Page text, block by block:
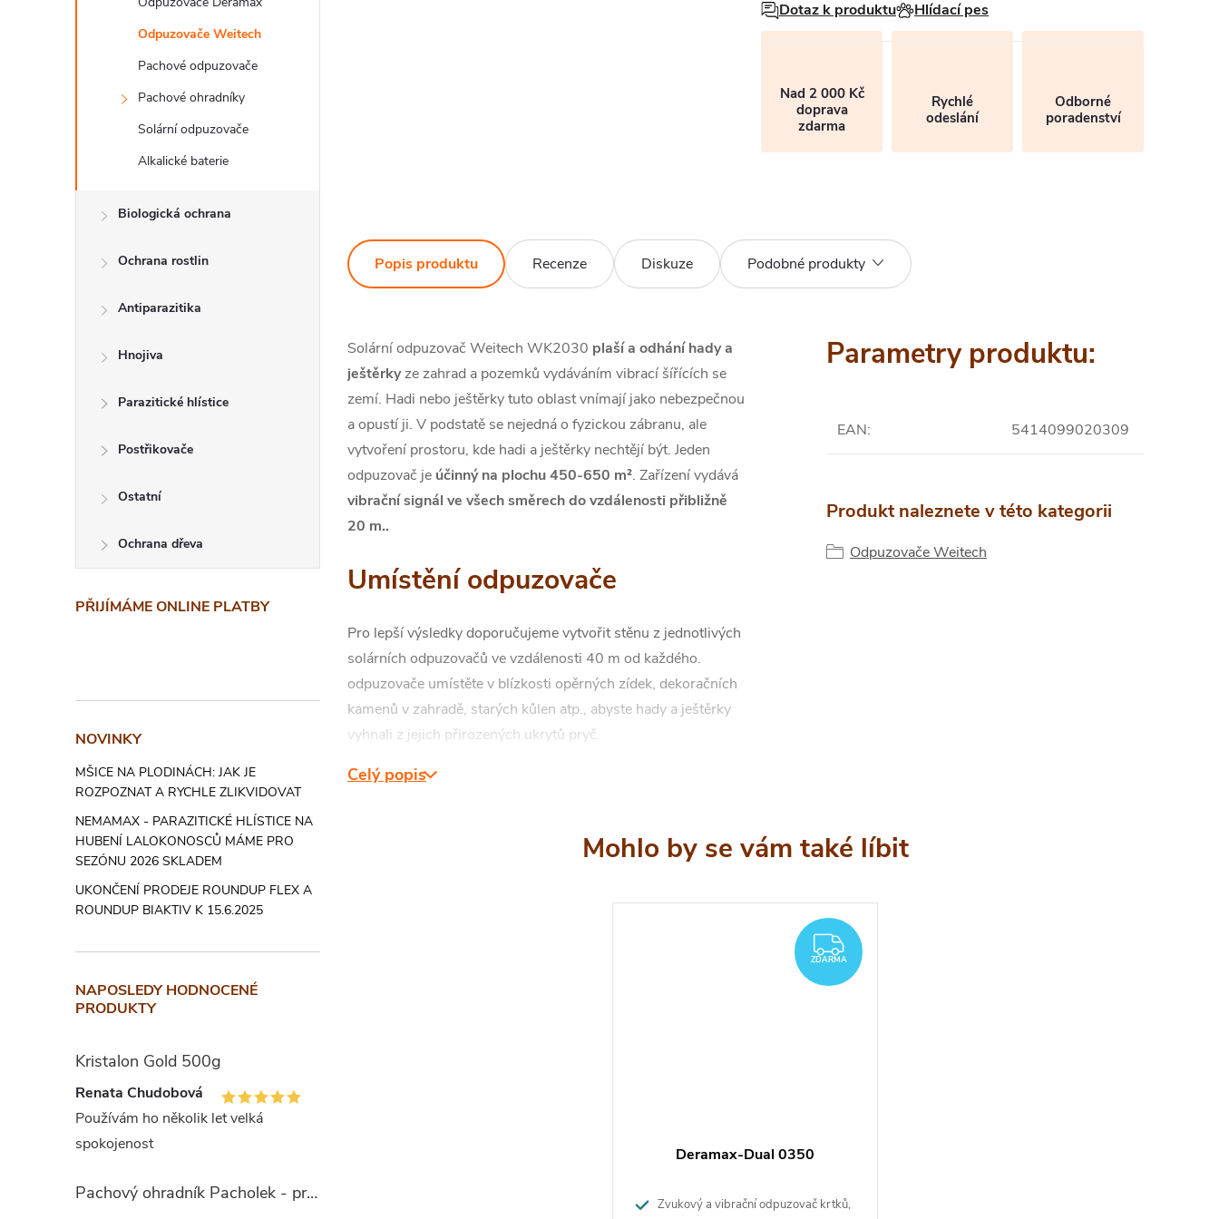
Odpuzovače Weitech
Pachové odpuzovače
Pachové ohradníky
Solární odpuzovače
Alkalické baterie
Biologická ochrana
Ochrana rostlin
Antiparazitika
Hnojiva
Parazitické hlístice
Postřikovače
Ostatní
Ochrana dřeva
PŘIJÍMÁME ONLINE PLATBY
NOVINKY
MŠICE NA PLODINÁCH: JAK JE
ROZPOZNAT A RYCHLE ZLIKVIDOVAT
NEMAMAX - PARAZITICKÉ HLÍSTICE NA
HUBENÍ LALOKONOSCŮ MÁME PRO
SEZÓNU 2026 SKLADEM
UKONČENÍ PRODEJE ROUNDUP FLEX A
ROUNDUP BIAKTIV K 15.6.2025
NAPOSLEDY HODNOCENÉ
PRODUKTY
Kristalon Gold 500g
Renata Chudobová
Používám ho několik let velká
spokojenost
Pachový ohradník Pacholek - proti vysoké zvěři
Dotaz k produktu Hlídací pes
Nad 2 000 Kč
doprava
zdarma
Rychlé
odeslání
Odborné
poradenství
Popis produktu Recenze Diskuze Podobné produkty
Solární odpuzovač Weitech WK2030 plaší a odhání hady a
ještěrkyze zahrad a pozemků vydáváním vibrací šířících se
zemí. Hadi nebo ještěrky tuto oblast vnímají jako nebezpečnou
a opustí ji. V podstatě se nejedná o fyzickou zábranu, ale
vytvoření prostoru, kde hadi a ještěrky nechtějí být. Jeden
odpuzovač je účinný na plochu 450-650 m². Zařízení vydává
vibrační signál ve všech směrech do vzdálenosti přibližně
20 m..
Umístění odpuzovače
Pro lepší výsledky doporučujeme vytvořit stěnu z jednotlivých
solárních odpuzovačů ve vzdálenosti 40 m od každého.
odpuzovače umístěte v blízkosti opěrných zídek, dekoračních
kamenů v zahradě, starých kůlen atp., abyste hady a ještěrky
vyhnali z jejich přirozených ukrytů pryč.
Při první instalaci odpuzovače zajistěte, aby do prostoru po
případ, že hadi budou vylézat ze svých úkrytů.
Následně upevněte horní část jednotky na trubku.
vhodné vybrané místo vykopejte díru o délce trubky
Celý popis
Parametry produktu:
EAN: 5414099020309
Produkt naleznete v této kategorii
Odpuzovače Weitech
ZDARMA
ZDARMA
Deramax-Dual 0350
Zvukový a vibrační odpuzovač krtků,